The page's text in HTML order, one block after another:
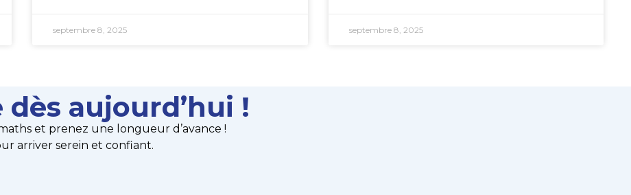
septembre 8, 2025 septembre 8, 2025
dès aujourd’hui !
et prenez une longueur d’avance !
arriver serein et confiant.